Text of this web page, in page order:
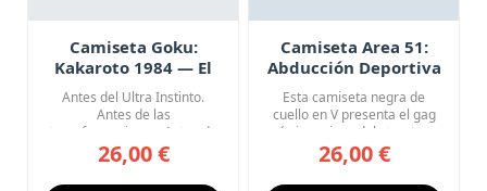
Camiseta Goku:
Kakaroto 1984 — El
Origen
Antes del Ultra Instinto.
Antes de las
transformaciones. Antes de
salvar el m...
26,00 €
Camiseta Area 51:
Abducción Deportiva
Esta camiseta negra de
cuello en V presenta el gag
más ingenioso del streetwe...
26,00 €